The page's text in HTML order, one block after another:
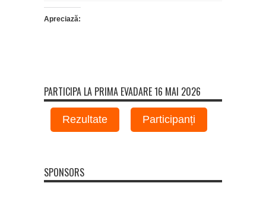
Apreciază:
PARTICIPA LA PRIMA EVADARE 16 MAI 2026
Rezultate Participanți
SPONSORS